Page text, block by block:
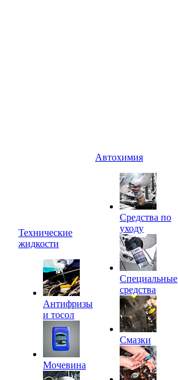
Технические
жидкости
Антифризы
и тосол
Мочевина
Автохимия
Средства по
уходу
Специальные
средства
Смазки